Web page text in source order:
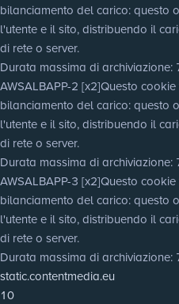
bilanciamento del carico: questo
l'utente e il sito, distribuendo il
di rete o server.
Durata massima di archiviazione:
AWSALBAPP-2 [x2]Questo
bilanciamento del carico: questo
l'utente e il sito, distribuendo il
di rete o server.
Durata massima di archiviazione:
AWSALBAPP-3 [x2]Questo
bilanciamento del carico: questo
l'utente e il sito, distribuendo il
di rete o server.
Durata massima di archiviazione:
static.contentmedia.eu
10